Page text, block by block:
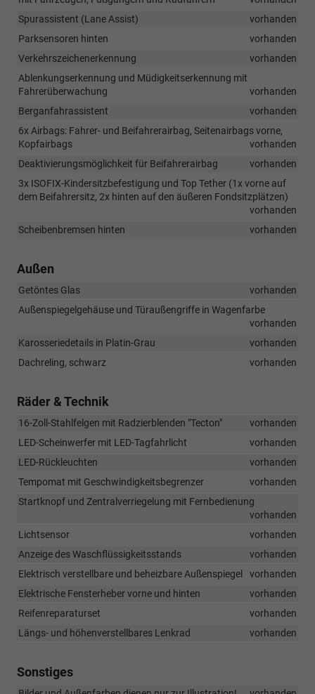
Spurassistent (Lane Assist)
vorhanden
Parksensoren hinten
vorhanden
Verkehrszeichenerkennung
vorhanden
Ablenkungserkennung und Müdigkeitserkennung mit
Fahrerüberwachung
vorhanden
Berganfahrassistent
vorhanden
6x Airbags: Fahrer- und Beifahrerairbag, Seitenairbags vorne,
Kopfairbags
vorhanden
Deaktivierungsmöglichkeit für Beifahrerairbag
vorhanden
3x ISOFIX-Kindersitzbefestigung und Top Tether (1x vorne auf
dem Beifahrersitz, 2x hinten auf den äußeren Fondsitzplätzen)
vorhanden
Scheibenbremsen hinten
vorhanden
Außen
Getöntes Glas
vorhanden
Außenspiegelgehäuse und Türaußengriffe in Wagenfarbe
vorhanden
Karosseriedetails in Platin-Grau
vorhanden
Dachreling, schwarz
vorhanden
Räder & Technik
16-Zoll-Stahlfelgen mit Radzierblenden "Tecton"
vorhanden
LED-Scheinwerfer mit LED-Tagfahrlicht
vorhanden
LED-Rückleuchten
vorhanden
Tempomat mit Geschwindigkeitsbegrenzer
vorhanden
Startknopf und Zentralverriegelung mit Fernbedienung
vorhanden
Lichtsensor
vorhanden
Anzeige des Waschflüssigkeitsstands
vorhanden
Elektrisch verstellbare und beheizbare Außenspiegel
vorhanden
Elektrische Fensterheber vorne und hinten
vorhanden
Reifenreparaturset
vorhanden
Längs- und höhenverstellbares Lenkrad
vorhanden
Sonstiges